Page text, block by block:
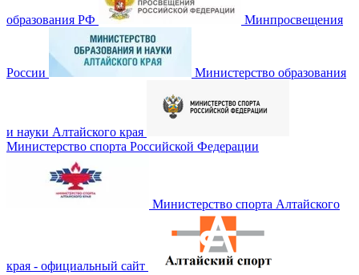
образования РФ Минпросвещения
России Министерство образования
и науки Алтайского края
Министерство спорта Российской Федерации
Министерство спорта Алтайского
края - официальный сайт